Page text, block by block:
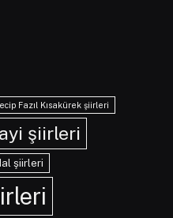
Fazıl Kısakürek şiirleri
şiirleri
şiirleri